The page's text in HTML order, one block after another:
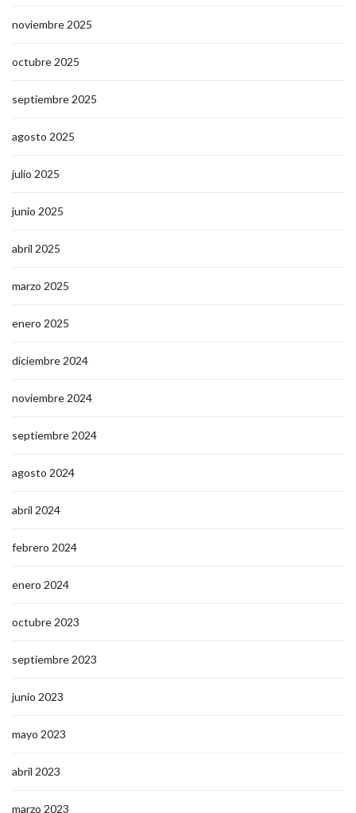
noviembre 2025
octubre 2025
septiembre 2025
agosto 2025
julio 2025
junio 2025
abril 2025
marzo 2025
enero 2025
diciembre 2024
noviembre 2024
septiembre 2024
agosto 2024
abril 2024
febrero 2024
enero 2024
octubre 2023
septiembre 2023
junio 2023
mayo 2023
abril 2023
marzo 2023